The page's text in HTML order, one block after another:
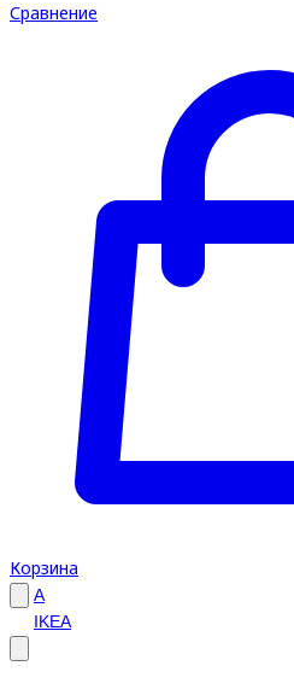
Сравнение
Корзина
A
IKEA